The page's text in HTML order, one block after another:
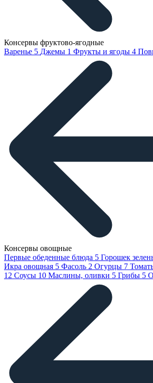
Консервы фруктово-ягодные
Варенье 5 Джемы 1 Фрукты и ягоды 4
Консервы овощные
Первые обеденные блюда 5 Горошек
Икра овощная 5 Фасоль 2 Огурцы 7
12 Соусы 10 Маслины, оливки 5 Грибы 5